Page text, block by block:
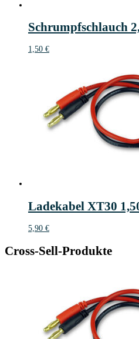
Schrumpfschlauch
1,50 €
Ladekabel XT30
5,90 €
Cross-Sell-Produkte